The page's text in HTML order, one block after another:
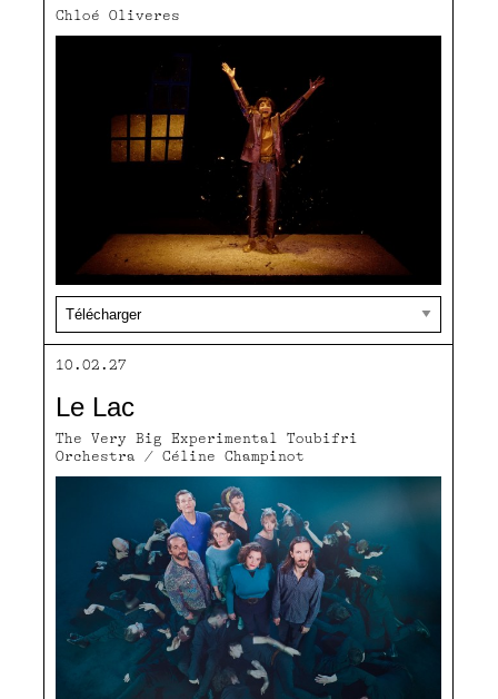
Chloé Oliveres
10.02.27
Le Lac
The Very Big Experimental Toubifri
Orchestra / Céline Champinot